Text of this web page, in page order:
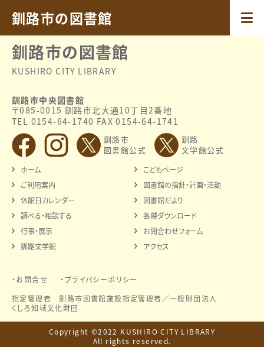
釧路市の図書館
釧路市の図書館
KUSHIRO CITY LIBRARY
釧路市中央図書館
〒085-0015 釧路市北大通10丁目2番地
TEL 0154-64-1740 FAX 0154-64-1741
釧路市
図書館公式
釧路
文学館公式
ホーム
ご利用案内
休館日カレンダー
調べる・相談する
行事・展示
釧路文学館
こどもページ
図書館の指針・計画・活動
図書館だより
各種ダウンロード
お問合わせフォーム
アクセス
お問合せ
プライバシーポリシー
指定管理者 釧路市図書館施設指定管理者／一般財団法人
くしろ知域文化財団
Copyright ©2022 KUSHIRO CITY LIBRARY
All rights reserved.